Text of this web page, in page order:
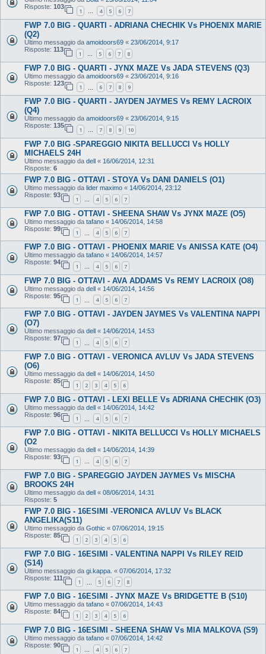
Risposte: 103
1 … 4 5 6 7
FWP 7.0 BIG - QUARTI - ADRIANA CHECHIK Vs PHOENIX MARIE
(Q2)
Ultimo messaggio da amoidoors69 « 23/06/2014, 9:17
Risposte: 113
1 … 5 6 7 8
FWP 7.0 BIG - QUARTI - JYNX MAZE Vs JADA STEVENS (Q3)
Ultimo messaggio da amoidoors69 « 23/06/2014, 9:16
Risposte: 123
1 6 7 8 9
FWP 7.0 BIG - QUARTI - JAYDEN JAYMES Vs REMY LACROIX
(Q4)
Ultimo messaggio da amoidoors69 « 23/06/2014, 9:15
Risposte: 135
1 … 7 8 9 10
FWP 7.0 BIG -SPAREGGIO NIKITA BELLUCCI Vs HOLLY
MICHAELS 24H
Ultimo messaggio da dell « 16/06/2014, 12:31
Risposte: 6
FWP 7.0 BIG - OTTAVI - STOYA Vs DANI DANIELS (O1)
Ultimo messaggio da lider maximo « 14/06/2014, 23:12
Risposte: 93
1 … 4 5 6 7
FWP 7.0 BIG - OTTAVI - SHEENA SHAW Vs JYNX MAZE (O5)
Ultimo messaggio da tafano « 14/06/2014, 14:58
Risposte: 99
1 4 5 6 7
FWP 7.0 BIG - OTTAVI - PHOENIX MARIE Vs ANISSA KATE (O4)
Ultimo messaggio da tafano « 14/06/2014, 14:57
Risposte: 94
1 … 4 5 6 7
FWP 7.0 BIG - OTTAVI - AVA ADDAMS Vs REMY LACROIX (O8)
Ultimo messaggio da dell « 14/06/2014, 14:56
Risposte: 95
1 4 5 6 7
FWP 7.0 BIG - OTTAVI - JAYDEN JAYMES Vs VALENTINA NAPPI
(O7)
Ultimo messaggio da dell « 14/06/2014, 14:53
Risposte: 97
1 4 5 6 7
FWP 7.0 BIG - OTTAVI - VERONICA AVLUV Vs JADA STEVENS
(O6)
Ultimo messaggio da dell « 14/06/2014, 14:50
Risposte: 85
1 2 3 4 5 6
FWP 7.0 BIG - OTTAVI - LEXI BELLE Vs ADRIANA CHECHIK (O3)
Ultimo messaggio da dell « 14/06/2014, 14:42
Risposte: 96
1 4 5 6 7
FWP 7.0 BIG - OTTAVI - NIKITA BELLUCCI Vs HOLLY MICHAELS
(O2
Ultimo messaggio da dell « 14/06/2014, 14:39
Risposte: 93
1 … 4 5 6 7
FWP 7.0 BIG - SPAREGGIO JAYDEN JAYMES Vs MISCHA
BROOKS 24H
Ultimo messaggio da dell « 08/06/2014, 14:31
Risposte: 5
FWP 7.0 BIG - 16ESIMI -VERONICA AVLUV Vs BLACK
ANGELIKA(S11)
Ultimo messaggio da Gothic « 07/06/2014, 19:15
Risposte: 85
1 2 3 4 5 6
FWP 7.0 BIG - 16ESIMI - VALENTINA NAPPI Vs RILEY REID
(S14)
Ultimo messaggio da gi.kappa. « 07/06/2014, 17:32
Risposte: 111
1 5 6 7 8
FWP 7.0 BIG - 16ESIMI - JYNX MAZE Vs BRIDGETTE B (S10)
Ultimo messaggio da tafano « 07/06/2014, 14:43
Risposte: 84
1 2 3 4 5 6
FWP 7.0 BIG - 16ESIMI - SHEENA SHAW Vs MIA MALKOVA (S9)
Ultimo messaggio da tafano « 07/06/2014, 14:42
Risposte: 90
1 … 4 5 6 7